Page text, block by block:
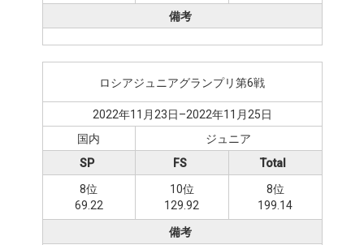
備考
ロシアジュニアグランプリ第6戦
2022年11月23日–2022年11月25日
国内
ジュニア
SP
8位
69.22
FS
10位
129.92
Total
8位
199.14
備考